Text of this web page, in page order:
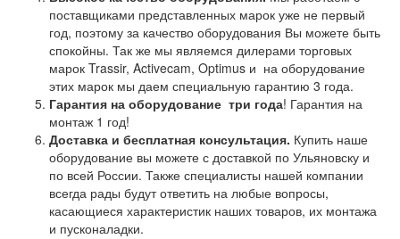
поставщиками представленных марок уже не первый
год, поэтому за качество оборудования Вы можете быть
спокойны. Так же мы являемся дилерами торговых
марок Trassir, Activecam, Optimus и на оборудование
этих марок мы даем специальную гарантию 3 года.
Гарантия на оборудование три года! Гарантия на
монтаж 1 год!
Доставка и бесплатная консультация. Купить наше
оборудование вы можете с доставкой по Ульяновску и
по всей России. Также специалисты нашей компании
всегда рады будут ответить на любые вопросы,
касающиеся характеристик наших товаров, их монтажа
и пусконаладки.